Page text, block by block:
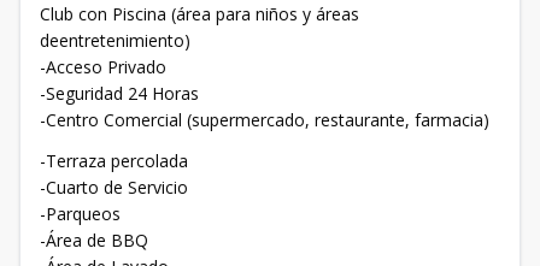
Club con Piscina (área para niños y áreas
deentretenimiento)
-Acceso Privado
-Seguridad 24 Horas
-Centro Comercial (supermercado, restaurante, farmacia)
-Terraza percolada
-Cuarto de Servicio
-Parqueos
-Área de BBQ